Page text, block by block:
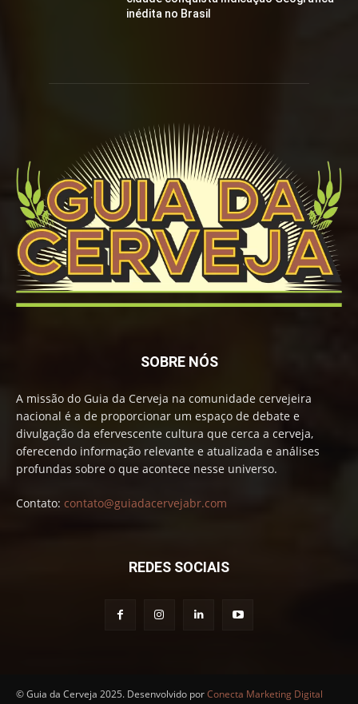
inédita no Brasil
SOBRE NÓS
A missão do Guia da Cerveja na comunidade cervejeira
nacional é a de proporcionar um espaço de debate e
divulgação da efervescente cultura que cerca a cerveja,
oferecendo informação relevante e atualizada e análises
profundas sobre o que acontece nesse universo.
Contato: contato@guiadacervejabr.com
REDES SOCIAIS
© Guia da Cerveja 2025. Desenvolvido porConecta Marketing Digital